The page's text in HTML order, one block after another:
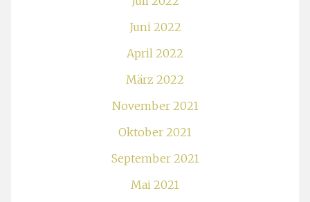
Juni 2022
April 2022
März 2022
November 2021
Oktober 2021
September 2021
Mai 2021